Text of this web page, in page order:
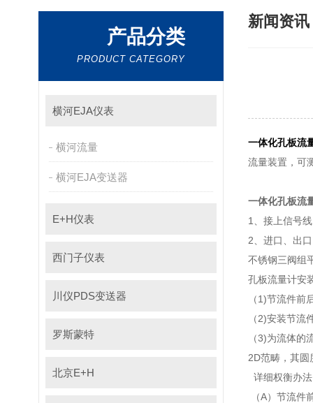
产品分类
PRODUCT CATEGORY
横河EJA仪表
横河流量
横河EJA变送器
E+H仪表
西门子仪表
川仪PDS变送器
罗斯蒙特
北京E+H
新闻资讯
一体化孔板流
流量装置，可
一体化孔板流
1、接上信号线
2、进口
不锈钢三阀组平
孔板流量计安装
（1)节流件前
（2)安装节流
（3)为流体的
2D范畴，其
详细权衡办法
（A）节流